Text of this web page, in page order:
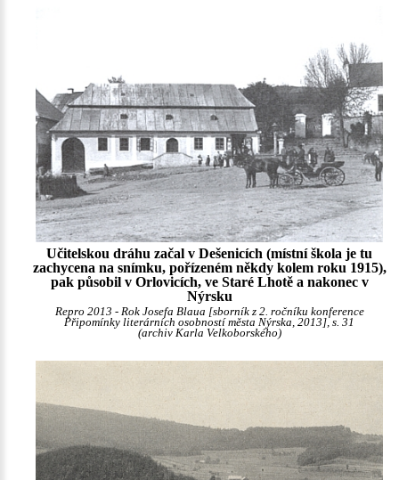
Učitelskou dráhu začal v Dešenicích (místní škola je tu
zachycena na snímku, pořízeném někdy kolem roku 1915),
pak působil v Orlovicích, ve Staré Lhotě a nakonec v
Nýrsku
Repro 2013 - Rok Josefa Blaua [sborník z 2. ročníku konference
Připomínky literárních osobností města Nýrska, 2013], s. 31
(archiv Karla Velkoborského)